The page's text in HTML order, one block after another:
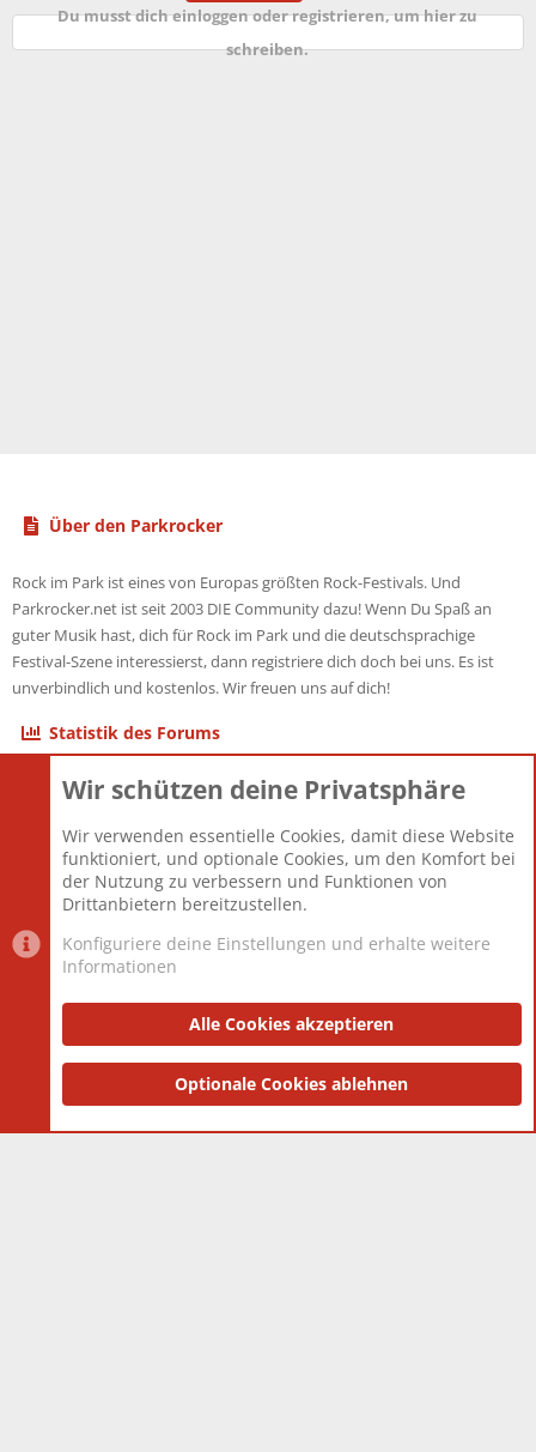
Du musst dich einloggen oder registrieren, um hier zu
schreiben.
Über den Parkrocker
Rock im Park ist eines von Europas größten Rock-Festivals. Und
Parkrocker.net ist seit 2003 DIE Community dazu! Wenn Du Spaß an
guter Musik hast, dich für Rock im Park und die deutschsprachige
Festival-Szene interessierst, dann registriere dich doch bei uns. Es ist
unverbindlich und kostenlos. Wir freuen uns auf dich!
Statistik des Forums
Themen
Mitglieder
12.427
Neuestes Mitglied
Berlin
Datenschutzerklärung Impressum
Community platform by XenForo® © 2010-2025 XenForo Ltd.
and add-ons by ThemeHouse
Wir schützen deine Privatsphäre
Wir verwenden essentielle Cookies, damit diese Website
funktioniert, und optionale Cookies, um den Komfort bei
der Nutzung zu verbessern und Funktionen von
Drittanbietern bereitzustellen.
Konfiguriere deine Einstellungen und erhalte weitere
Informationen
Alle Cookies akzeptieren
Optionale Cookies ablehnen